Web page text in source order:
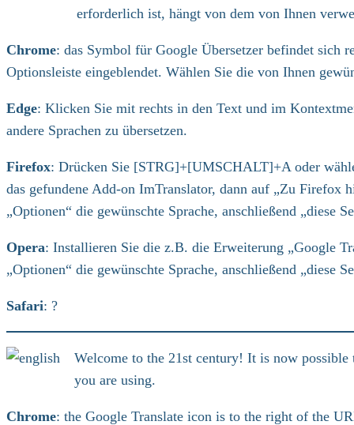
erforderlich ist, hängt von dem von Ihnen
Chrome: das Symbol für Google Übersetzer befindet sich
Optionsleiste eingeblendet. Wählen Sie die von Ihnen
Edge: Klicken Sie mit rechts in den Text und im
andere Sprachen zu übersetzen.
Firefox: Drücken Sie [STRG]+[UMSCHALT]+A oder
das gefundene Add-on ImTranslator, dann auf „Zu Firefox
„Optionen“ die gewünschte Sprache, anschließend „diese
Opera: Installieren Sie die z.B. die Erweiterung „Google
„Optionen“ die gewünschte Sprache, anschließend „diese
Safari: ?
Welcome to the 21st century! It is now
you are using.
Chrome: the Google Translate icon is to the right of the